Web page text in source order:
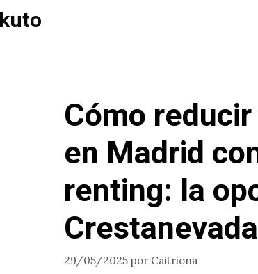
Cómo
en Madrid
renting: la
Crestanevada
29/05/2025 por Caitriona